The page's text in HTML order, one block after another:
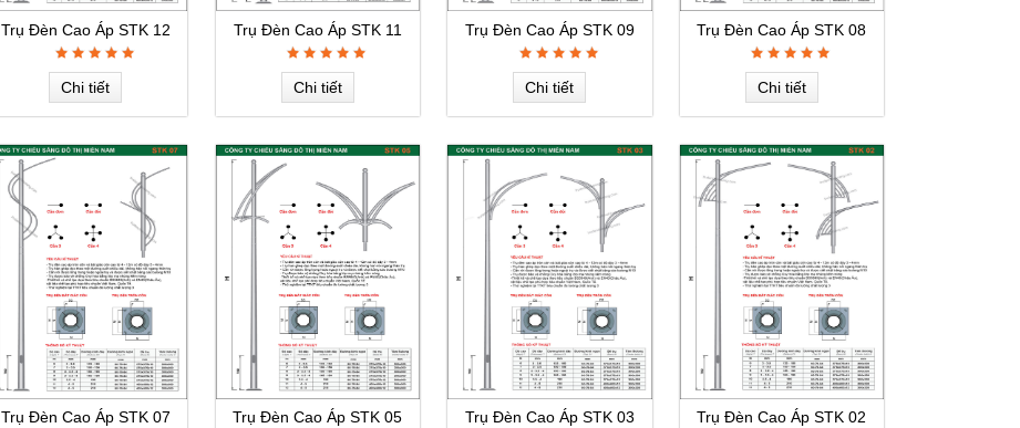
Trụ Đèn Cao Áp STK 12
Chi tiết
Trụ Đèn Cao Áp STK 11
Chi tiết
Trụ Đèn Cao Áp STK 09
Chi tiết
Trụ Đèn Cao Áp STK 08
Chi tiết
Trụ Đèn Cao Áp STK 07 Trụ Đèn Cao Áp STK 05 Trụ Đèn Cao Áp STK 03 Trụ Đèn Cao Áp STK 02